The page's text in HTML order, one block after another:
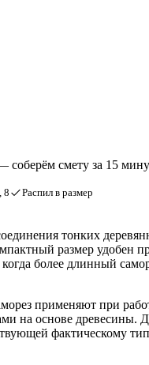
смету за 15
8
Распил в размер
тонких
размер удобен
более длинный
применяют при
на основе древесины.
фактическому